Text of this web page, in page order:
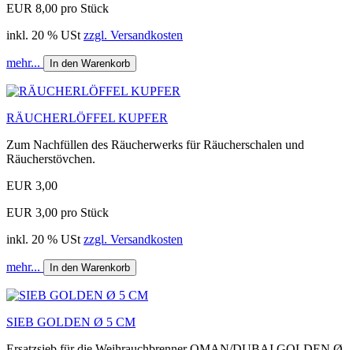
EUR 8,00 pro Stück
inkl. 20 % USt zzgl. Versandkosten
mehr... In den Warenkorb
RÄUCHERLÖFFEL KUPFER
Zum Nachfüllen des Räucherwerks für Räucherschalen und
Räucherstövchen.
EUR 3,00
EUR 3,00 pro Stück
inkl. 20 % USt zzgl. Versandkosten
mehr... In den Warenkorb
SIEB GOLDEN Ø 5 CM